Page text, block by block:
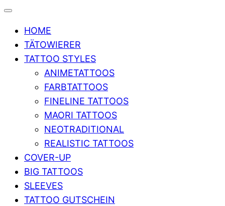
HOME
TÄTOWIERER
TATTOO STYLES
ANIMETATTOOS
FARBTATTOOS
FINELINE TATTOOS
MAORI TATTOOS
NEOTRADITIONAL
REALISTIC TATTOOS
COVER-UP
BIG TATTOOS
SLEEVES
TATTOO GUTSCHEIN